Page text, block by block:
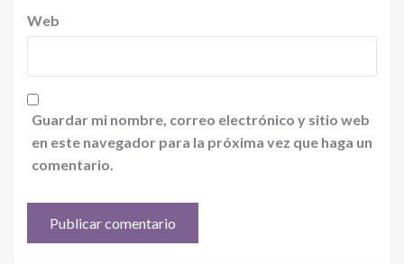
Web
Guardar mi nombre, correo electrónico y sitio web
en este navegador para la próxima vez que haga un
comentario.